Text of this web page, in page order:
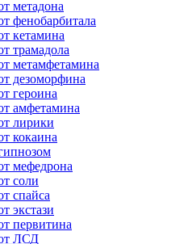
метадона
фенобарбитала
кетамина
трамадола
метамфетамина
дезоморфина
героина
амфетамина
лирики
кокаина
мефедрона
соли
спайса
экстази
первитина
ЛСД